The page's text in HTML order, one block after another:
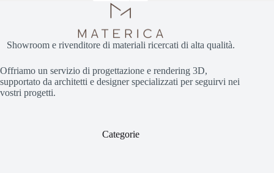
Showroom e rivenditore di materiali ricercati di alta qualità.
Offriamo un servizio di progettazione e rendering 3D,
supportato da architetti e designer specializzati per seguirvi nei
vostri progetti.
Categorie